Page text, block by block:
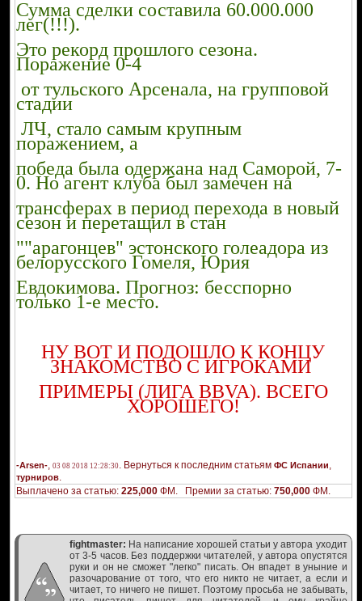
Сумма сделки составила 60.000.000
лег(!!!).
Это рекорд прошлого сезона.
Поражение 0-4
от тульского Арсенала, на групповой
стадии
ЛЧ, стало самым крупным
поражением, а
победа была одержана над Саморой, 7-
0. Но агент клуба был замечен на
трансферах в период перехода в новый
сезон и перетащил в стан
""арагонцев" эстонского голеадора из
белорусского Гомеля, Юрия
Евдокимова. Прогноз: бесспорно
только 1-е место.
НУ ВОТ И ПОДОШЛО К КОНЦУ
ЗНАКОМСТВО С ИГРОКАМИ
ПРИМЕРЫ (ЛИГА BBVA). ВСЕГО
ХОРОШЕГО!
-Arsen-, 03 08 2018 12:28:30. Вернуться к последним статьям ФС Испании,
турниров.
Выплачено за статью: 225,000ФМ. Премии за статью: 750,000ФМ.
fightmaster: На написание хорошей статьи у автора уходит
от 3-5 часов. Без поддержки читателей, у автора опустятся
руки и он не сможет "легко" писать. Он впадет в уныние и
разочарование от того, что его никто не читает, а если и
читает, то ничего не пишет. Поэтому просьба не забывать,